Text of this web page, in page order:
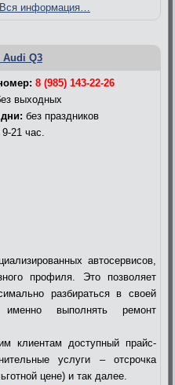
Вся информация…
Audi Q3
8 (985) 143-22-26
выходных
без праздников
9-21 час.
автосервисов,
профиля. Это позволяет
разбираться в своей
выполнять ремонт
клиентам доступный прайс-
услуги – отсрочка
цене) и так далее.